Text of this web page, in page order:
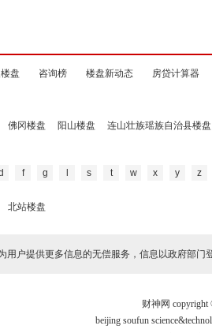
盘 咨询榜 楼盘新动态 房贷计算器
佛冈楼盘 阳山楼盘 连山壮族瑶族自治县楼盘
f g s t w x y z
北站楼盘
用户提供更多信息的无偿服务，信息以政府部门
财神网
beijing soufun